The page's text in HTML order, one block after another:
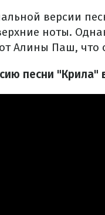
версии
ноты.
Алины Паш, что
песни